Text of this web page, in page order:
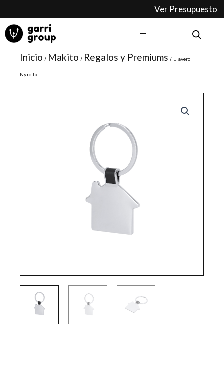
contenido
Ver Presupuesto
Inicio / Makito / Regalos y Premiums / Llavero
Nyrella